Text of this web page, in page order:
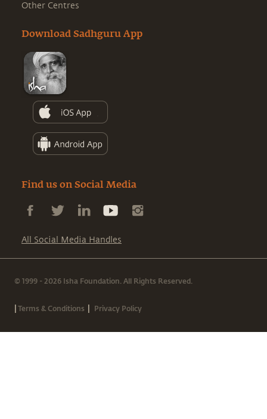
Other Centres
Download Sadhguru App
Find us on Social Media
All Social Media Handles
© 1999 - 2026 Isha Foundation. All Rights Reserved.
|Terms & Conditions | Privacy Policy